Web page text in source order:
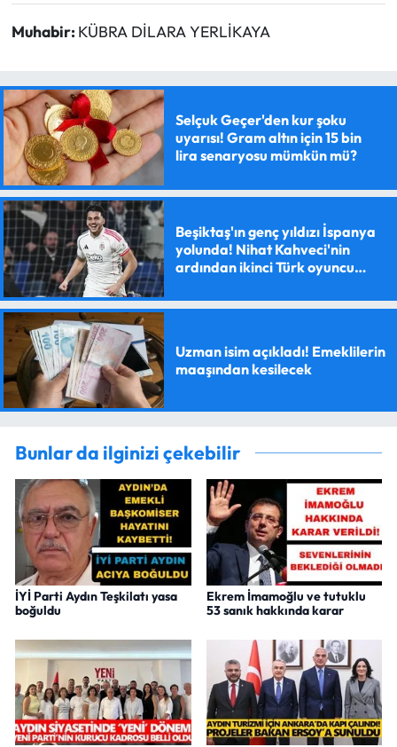
Muhabir: KÜBRA DİLARA YERLİKAYA
Selçuk Geçer'den kur şoku
uyarısı! Gram altın için 15 bin
lira senaryosu mümkün mü?
Beşiktaş'ın genç yıldızı İspanya
yolunda! Nihat Kahveci'nin
ardından ikinci Türk oyuncu
Uzman isim açıkladı! Emeklilerin
maaşından kesilecek
Bunlar da ilginizi çekebilir
İYİ Parti Aydın Teşkilatı yasa
boğuldu
Ekrem İmamoğlu ve tutuklu
53 sanık hakkında karar